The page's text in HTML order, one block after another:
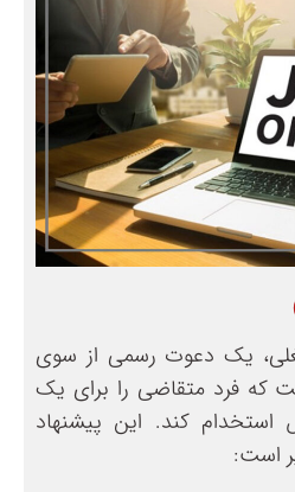
یک دعوت رسمی از سوی
که فرد متقاضی را برای یک
کند. این پیشنهاد
است: